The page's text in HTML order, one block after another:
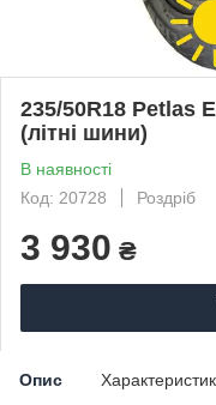
235/50R18 Petlas
(літні шини)
В наявності
Код: 20728
Роздріб
3 930 ₴
Опис